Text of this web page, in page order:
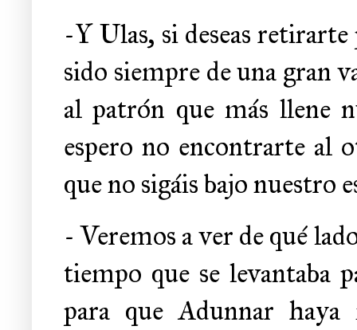
-Y Ulas, si deseas
sido siempre de una gran
al patrón que más llene
espero no encontrarte al
que no sigáis bajo nuestro
- Veremos a ver de qué
tiempo que se levantaba
para que Adunnar